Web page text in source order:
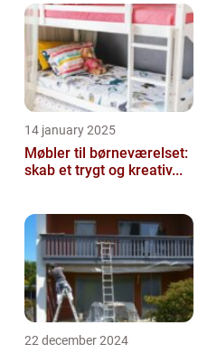
14 january 2025
Møbler til børneværelset:
skab et trygt og kreativ...
22 december 2024